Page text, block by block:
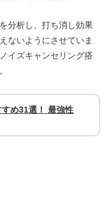
分析し、打ち消し効果
ないようにさせていま
イズキャンセリング搭
め31選！ 最強性